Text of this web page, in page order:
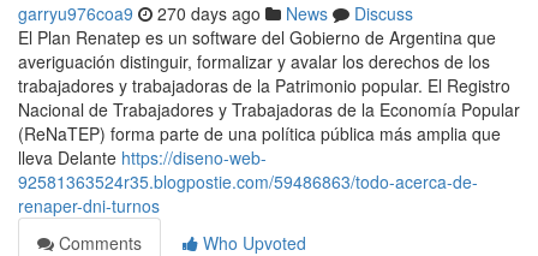
garryu976coa9 270 days ago News
Discuss
El Plan Renatep es un software del Gobierno de Argentina que
averiguación distinguir, formalizar y avalar los derechos de los
trabajadores y trabajadoras de la Patrimonio popular. El Registro
Nacional de Trabajadores y Trabajadoras de la Economía Popular
(ReNaTEP) forma parte de una política pública más amplia que
lleva Delante https://diseno-web-
92581363524r35.blogpostie.com/59486863/todo-acerca-de-
renaper-dni-turnos
Comments
Who Upvoted